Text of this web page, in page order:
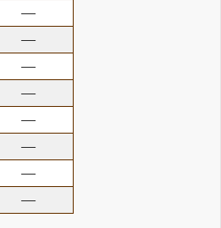
―
―
―
―
―
―
―
―